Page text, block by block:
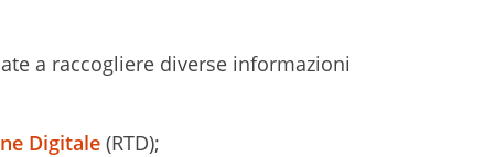
a raccogliere diverse informazioni
Digitale (RTD);